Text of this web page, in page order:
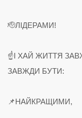
🫡ЛІДЕРАМИ!
☝️І ХАЙ ЖИТТЯ
ЗАВЖДИ БУТИ:
📌НАЙКРАЩИМИ,